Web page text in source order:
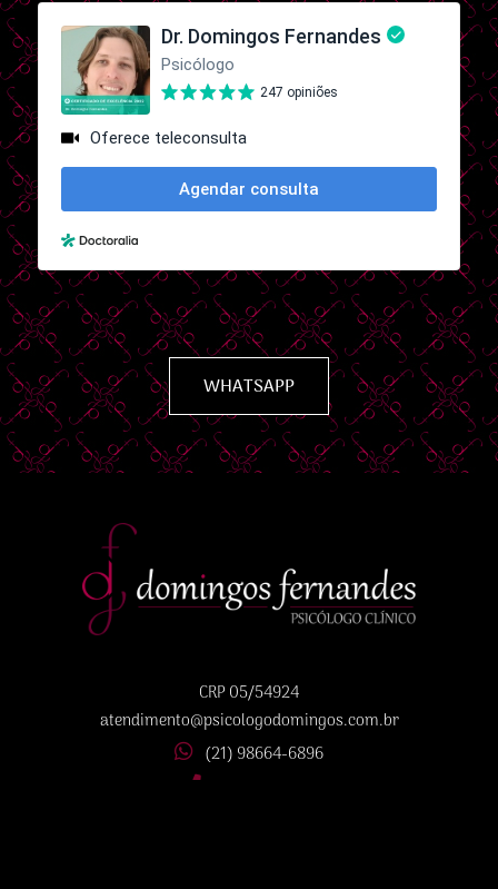
WHATSAPP
CRP 05/54924
atendimento@psicologodomingos.com.br
(21) 98664-6896